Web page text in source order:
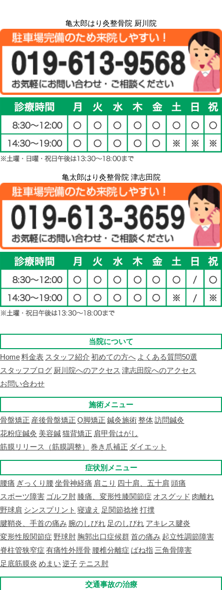
亀太郎はり灸整骨院 厨川院
亀太郎はり灸整骨院 津志田院
当院について
Home料金表 スタッフ紹介 初めての方へ よくある質問50選
スタッフブログ 厨川院へのアクセス 津志田院へのアクセス
お問い合わせ
施術メニュー
骨盤矯正 産後骨盤矯正 O脚矯正 鍼灸施術整体訪問鍼灸
花粉症鍼灸 美容鍼猫背矯正 肩甲骨はがし
筋膜リリース（筋膜調整）
巻き爪補正 ダイエット
症状別メニュー
腰痛 ぎっくり腰坐骨神経痛 肩こり 四十肩、五十肩 頭痛
スポーツ障害 ゴルフ肘 膝痛、変形性膝関節症 オスグッド 肉離れ
野球肩 シンスプリント 寝違え 足関節捻挫打撲
腱鞘炎、手首の痛み 腕のしびれ 足のしびれ アキレス腱炎
変形性股関節症 野球肘 胸郭出口症候群首の痛み 起立性調節障害
脊柱管狭窄症 有痛性外脛骨 腰椎分離症 ばね指 三角骨障害
足底筋膜炎 めまい 逆子 テニス肘
交通事故の治療